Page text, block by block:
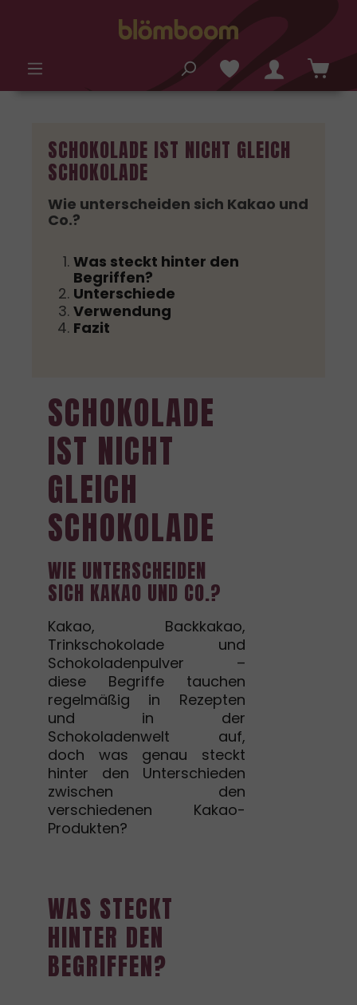
SCHOKOLADE IST NICHT GLEICH
SCHOKOLADE
Wie unterscheiden sich Kakao und
Co.?
Was steckt hinter den
Begriffen?
Unterschiede
Verwendung
Fazit
SCHOKOLADE
IST NICHT
GLEICH
SCHOKOLADE
WIE UNTERSCHEIDEN
SICH KAKAO UND CO.?
Kakao, Backkakao,
Trinkschokolade und
Schokoladenpulver –
diese Begriffe tauchen
regelmäßig in Rezepten
und in der
Schokoladenwelt auf,
doch was genau steckt
hinter den Unterschieden
zwischen den
verschiedenen Kakao-
Produkten?
WAS STECKT
HINTER DEN
BEGRIFFEN?